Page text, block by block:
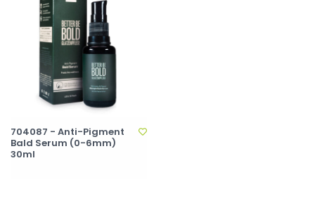
704087 - Anti-Pigment
Bald Serum (0-6mm)
30ml